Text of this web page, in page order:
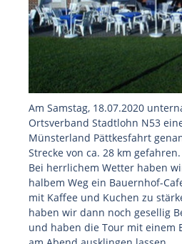
Am Samstag, 18.07.2020
Ortsverband Stadtlohn N53
Münsterland Pättkesfahrt
Strecke von ca. 28 km gefahren.
Bei herrlichem Wetter haben
halbem Weg ein Bauernhof-
mit Kaffee und Kuchen zu
haben wir dann noch gesellig
und haben die Tour mit einem